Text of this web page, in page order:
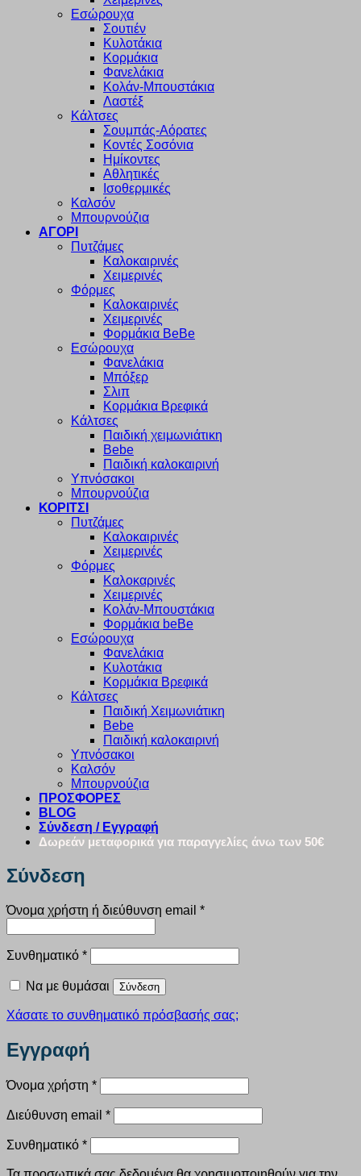
Εσώρουχα
Σουτιέν
Κυλοτάκια
Κορμάκια
Φανελάκια
Κολάν-Μπουστάκια
Λαστέξ
Κάλτσες
Σουμπάς-Αόρατες
Κοντές Σοσόνια
Ημίκοντες
Αθλητικές
Ισοθερμικές
Καλσόν
Μπουρνούζια
ΑΓΟΡΙ
Πυτζάμες
Καλοκαιρινές
Χειμερινές
Φόρμες
Καλοκαιρινές
Χειμερινές
Φορμάκια BeBe
Εσώρουχα
Φανελάκια
Μπόξερ
Σλιπ
Κορμάκια Βρεφικά
Κάλτσες
Παιδική χειμωνιάτικη
Bebe
Παιδική καλοκαιρινή
Υπνόσακοι
Μπουρνούζια
ΚΟΡΙΤΣΙ
Πυτζάμες
Καλοκαιρινές
Χειμερινές
Φόρμες
Καλοκαρινές
Χειμερινές
Κολάν-Μπουστάκια
Φορμάκια beBe
Εσώρουχα
Φανελάκια
Κυλοτάκια
Κορμάκια Βρεφικά
Κάλτσες
Παιδική Χειμωνιάτικη
Bebe
Παιδική καλοκαιρινή
Υπνόσακοι
Καλσόν
Μπουρνούζια
ΠΡΟΣΦΟΡΕΣ
BLOG
Σύνδεση / Εγγραφή
Δωρεάν μεταφορικά για παραγγελίες άνω των 50€
Σύνδεση
Όνομα χρήστη ή διεύθυνση email *Απαιτείται
Συνθηματικό *Απαιτείται
Να με θυμάσαι Σύνδεση
Χάσατε το συνθηματικό πρόσβασής σας;
Εγγραφή
Όνομα χρήστη *Απαιτείται
Διεύθυνση email *Απαιτείται
Συνθηματικό *Απαιτείται